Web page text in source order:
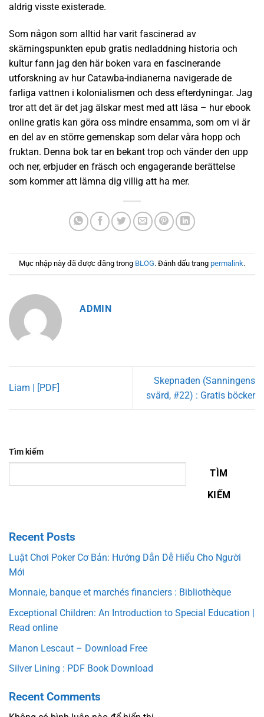
aldrig visste existerade.
Som någon som alltid har varit fascinerad av
skärningspunkten epub gratis nedladdning historia och
kultur fann jag den här boken vara en fascinerande
utforskning av hur Catawba-indianerna navigerade de
farliga vattnen i kolonialismen och dess efterdyningar. Jag
tror att det är det jag älskar mest med att läsa – hur ebook
online gratis kan göra oss mindre ensamma, som om vi är
en del av en större gemenskap som delar våra hopp och
fruktan. Denna bok tar en bekant trop och vänder den upp
och ner, erbjuder en fräsch och engagerande berättelse
som kommer att lämna dig villig att ha mer.
Mục nhập này đã được đăng trong BLOG. Đánh dấu trang permalink.
ADMIN
Liam | [PDF]
Skepnaden (Sanningens
svärd, #22) : Gratis böcker
Tìm kiếm
TÌM
KIẾM
Recent Posts
Luật Chơi Poker Cơ Bản: Hướng Dẫn Dễ Hiểu Cho Người
Mới
Monnaie, banque et marchés financiers : Bibliothèque
Exceptional Children: An Introduction to Special Education |
Read online
Manon Lescaut – Download Free
Silver Lining : PDF Book Download
Recent Comments